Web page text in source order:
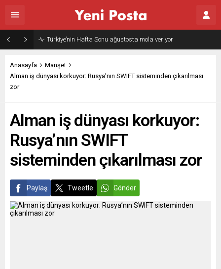
Gazze’nin geleceği: Teknokratik kontrol mü, kolonializm mi?
Anasayfa
Manşet
Alman iş dünyası korkuyor: Rusya’nın SWIFT sisteminden çıkarılması
zor
Alman iş dünyası korkuyor:
Rusya’nın SWIFT
sisteminden çıkarılması zor
Paylaş Tweetle Gönder